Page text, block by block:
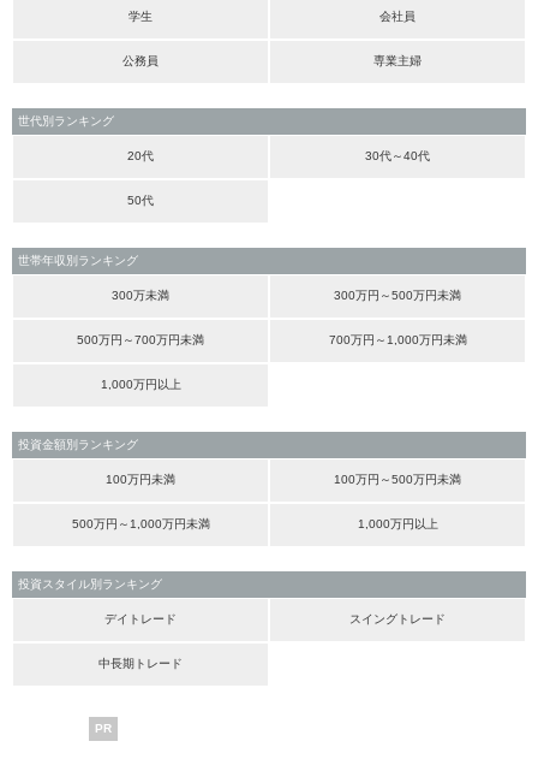
学生 会社員
公務員 専業主婦
世代別ランキング
20代 30代～40代
50代
世帯年収別ランキング
300万未満 300万円～500万円未満
500万円～700万円未満 700万円～1,000万円未満
1,000万円以上
投資金額別ランキング
100万円未満 100万円～500万円未満
500万円～1,000万円未満 1,000万円以上
投資スタイル別ランキング
デイトレード スイングトレード
中長期トレード
PR